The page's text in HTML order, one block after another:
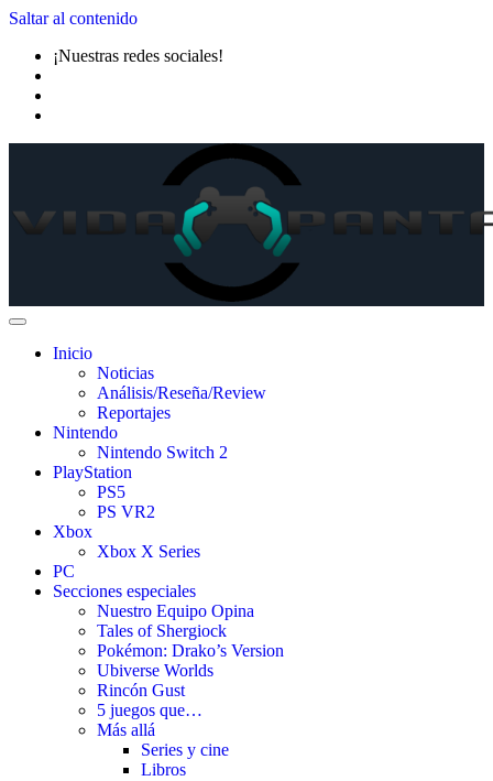
Saltar al contenido
¡Nuestras redes sociales!
Inicio
Noticias
Análisis/Reseña/Review
Reportajes
Nintendo
Nintendo Switch 2
PlayStation
PS5
PS VR2
Xbox
Xbox X Series
PC
Secciones especiales
Nuestro Equipo Opina
Tales of Shergiock
Pokémon: Drako’s Version
Ubiverse Worlds
Rincón Gust
5 juegos que…
Más allá
Series y cine
Libros